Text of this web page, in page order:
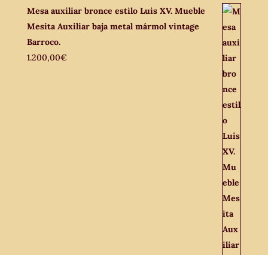
Mesa auxiliar bronce estilo Luis XV. Mueble
Mesita Auxiliar baja metal mármol vintage
Barroco.
1.200,00€